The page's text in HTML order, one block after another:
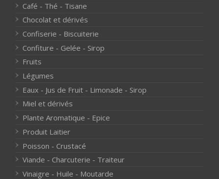
Café - Thé - Tisane
Chocolat et dérivés
Confiserie - Biscuiterie
Confiture - Gelée - Sirop
Fruits
Légumes
Eaux - Jus de Fruit - Limonade - Sirop
Miel et dérivés
Plante Aromatique - Epice
Produit Laitier
Poisson - Crustacé
Viande - Charcuterie - Traiteur
Vinaigre - Huile - Moutarde